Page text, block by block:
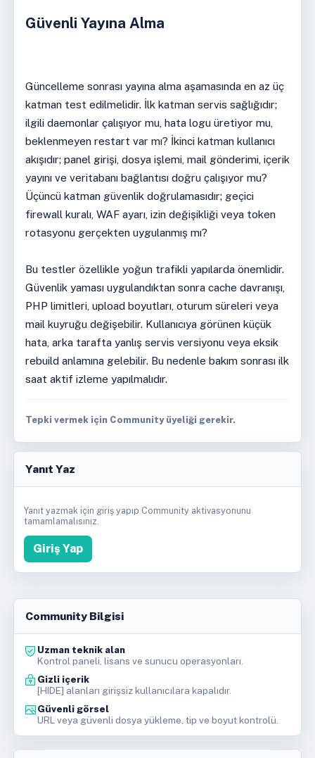
Güvenli Yayına Alma
Güncelleme sonrası yayına alma aşamasında en az üç
katman test edilmelidir. İlk katman servis sağlığıdır;
ilgili daemonlar çalışıyor mu, hata logu üretiyor mu,
beklenmeyen restart var mı? İkinci katman kullanıcı
akışıdır; panel girişi, dosya işlemi, mail gönderimi, içerik
yayını ve veritabanı bağlantısı doğru çalışıyor mu?
Üçüncü katman güvenlik doğrulamasıdır; geçici
firewall kuralı, WAF ayarı, izin değişikliği veya token
rotasyonu gerçekten uygulanmış mı?
Bu testler özellikle yoğun trafikli yapılarda önemlidir.
Güvenlik yaması uygulandıktan sonra cache davranışı,
PHP limitleri, upload boyutları, oturum süreleri veya
mail kuyruğu değişebilir. Kullanıcıya görünen küçük
hata, arka tarafta yanlış servis versiyonu veya eksik
rebuild anlamına gelebilir. Bu nedenle bakım sonrası ilk
saat aktif izleme yapılmalıdır.
Tepki vermek için Community üyeliği gerekir.
Yanıt Yaz
Yanıt yazmak için giriş yapıp Community aktivasyonunu
tamamlamalısınız.
Giriş Yap
Community Bilgisi
Uzman teknik alan
Kontrol paneli, lisans ve sunucu operasyonları.
Gizli içerik
[HIDE] alanları girişsiz kullanıcılara kapalıdır.
Güvenli görsel
URL veya güvenli dosya yükleme, tip ve boyut kontrolü.